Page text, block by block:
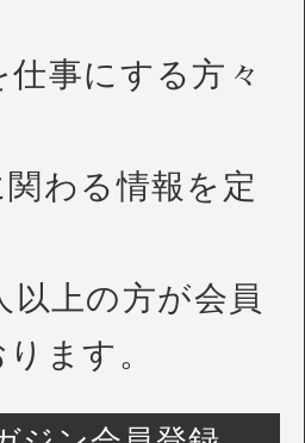
事にする方々
わる情報を定
上の方が会員
ます。